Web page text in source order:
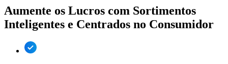
Aumente os Lucros com Sortimentos
Inteligentes e Centrados no Consumidor